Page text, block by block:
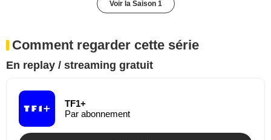
Voir la Saison 1
Comment regarder cette série
En replay / streaming gratuit
TF1+
Par abonnement